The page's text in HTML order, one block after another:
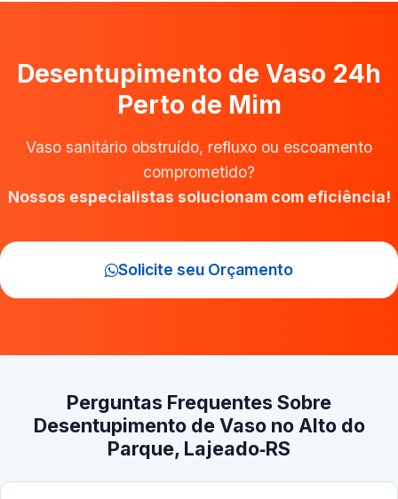
Desentupimento de Vaso 24h
Perto de Mim
Vaso sanitário obstruído, refluxo ou escoamento
comprometido?
Nossos especialistas solucionam com eficiência!
Solicite seu Orçamento
Perguntas Frequentes Sobre
Desentupimento de Vaso no Alto do
Parque, Lajeado‑RS